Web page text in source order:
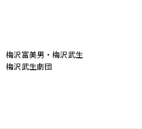
梅沢富美男・梅沢武生
梅沢武生劇団